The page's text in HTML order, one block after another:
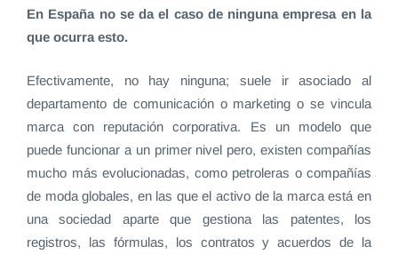
En España no se da el caso de ninguna empresa en la
que ocurra esto.
Efectivamente, no hay ninguna; suele ir asociado al
departamento de comunicación o marketing o se vincula
marca con reputación corporativa. Es un modelo que
puede funcionar a un primer nivel pero, existen compañías
mucho más evolucionadas, como petroleras o compañías
de moda globales, en las que el activo de la marca está en
una sociedad aparte que gestiona las patentes, los
registros, las fórmulas, los contratos y acuerdos de la